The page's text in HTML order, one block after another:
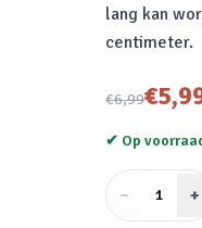
lang kan
centimeter.
€6,99
Nu voor
✔ Op
− Aantal
1 +